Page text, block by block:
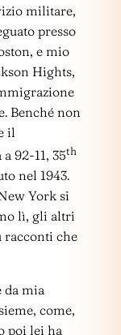
militare,
presso
e mio
Hights,
Benché non
il
92-11, 35th
nel 1943.
York si
lì, gli altri
che
da mia
come,
poi lei ha